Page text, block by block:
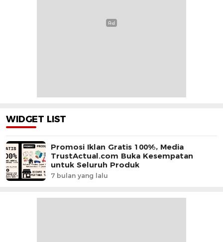
WIDGET LIST
Promosi Iklan Gratis 100%, Media
TrustActual.com Buka Kesempatan
untuk Seluruh Produk
7 bulan yang lalu